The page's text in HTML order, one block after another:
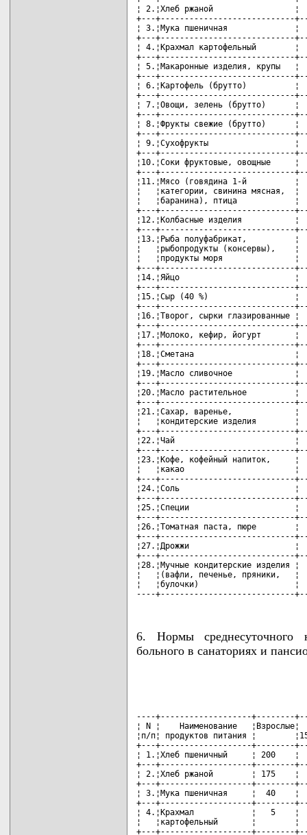
¦ 2.¦Хлеб ржаной
+---+----------------------------
¦ 3.¦Мука пшеничная
+---+----------------------------
¦ 4.¦Крахмал картофельный
+---+----------------------------
¦ 5.¦Макаронные изделия,
+---+----------------------------
¦ 6.¦Картофель (брутто)
+---+----------------------------
¦ 7.¦Овощи, зелень (брутто)
+---+----------------------------
¦ 8.¦Фрукты свежие (брутто)
+---+----------------------------
¦ 9.¦Сухофрукты
+---+----------------------------
¦10.¦Соки фруктовые, овощные
+---+----------------------------
¦11.¦Мясо (говядина 1-й
¦   ¦категории, свинина
¦   ¦баранина), птица
+---+----------------------------
¦12.¦Колбасные изделия
+---+----------------------------
¦13.¦Рыба полуфабрикат,
¦   ¦рыбопродукты
¦   ¦продукты моря
+---+----------------------------
¦14.¦Яйцо                        ¦
+---+----------------------------
¦15.¦Сыр (40 %)
+---+----------------------------
¦16.¦Творог, сырки
+---+----------------------------
¦17.¦Молоко, кефир, йогурт
+---+----------------------------
¦18.¦Сметана
+---+----------------------------
¦19.¦Масло сливочное
+---+----------------------------
¦20.¦Масло растительное
+---+----------------------------
¦21.¦Сахар, варенье,
¦   ¦кондитерские изделия
+---+----------------------------
¦22.¦Чай                         ¦
+---+----------------------------
¦23.¦Кофе, кофейный
¦   ¦какао
+---+----------------------------
¦24.¦Соль
+---+----------------------------
¦25.¦Специи                      ¦
+---+----------------------------
¦26.¦Томатная паста, пюре
+---+----------------------------
¦27.¦Дрожжи
+---+----------------------------
¦28.¦Мучные кондитерские
¦   ¦(вафли, печенье,
¦   ¦булочки)
----+----------------------------
6. Нормы среднесуточного
больного в санаториях и
----+-------------------+--------
¦ N ¦    Наименование
¦п/п¦ продуктов питания ¦
+---+-------------------+--------
¦ 1.¦Хлеб пшеничный     ¦ 200
+---+-------------------+--------
¦ 2.¦Хлеб ржаной        ¦ 175
+---+-------------------+--------
¦ 3.¦Мука пшеничная     ¦  40
+---+-------------------+--------
¦ 4.¦Крахмал            ¦   5
¦   ¦картофельный       ¦
+---+-------------------+--------